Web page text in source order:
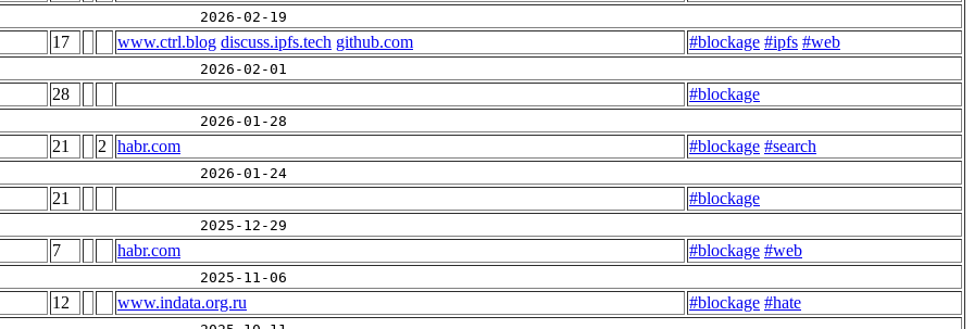
2026-02-19
17 www.ctrl.blog discuss.ipfs.tech github.com #blockage #ipfs #web
2026-02-01
28 #blockage
2026-01-28
21 2 habr.com #blockage #search
2026-01-24
21 #blockage
2025-12-29
7 habr.com #blockage #web
2025-11-06
12 www.indata.org.ru #blockage #hate